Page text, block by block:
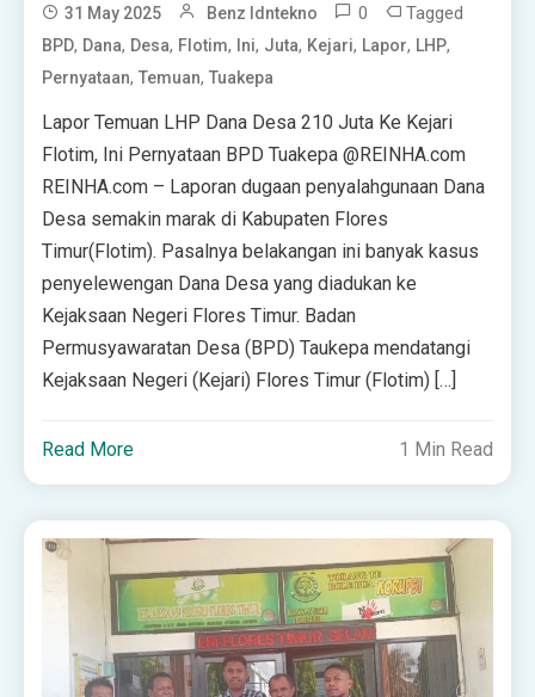
31 May 2025 Benz Idntekno 0 Tagged
BPD, Dana, Desa, Flotim, Ini, Juta, Kejari, Lapor, LHP,
Pernyataan,Temuan,Tuakepa
Lapor Temuan LHP Dana Desa 210 Juta Ke Kejari
Flotim, Ini Pernyataan BPD Tuakepa @REINHA.com
REINHA.com – Laporan dugaan penyalahgunaan Dana
Desa semakin marak di Kabupaten Flores
Timur(Flotim). Pasalnya belakangan ini banyak kasus
penyelewengan Dana Desa yang diadukan ke
Kejaksaan Negeri Flores Timur. Badan
Permusyawaratan Desa (BPD) Taukepa mendatangi
Kejaksaan Negeri (Kejari) Flores Timur (Flotim) […]
Read More 1 Min Read